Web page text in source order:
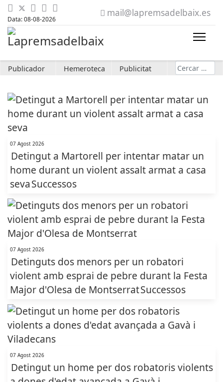
Data: 08-08-2026
mail@lapremsadelbaix.es
Publicador Hemeroteca Publicitat Cerca
07 Agost 2026
Detingut a Martorell per intentar matar un
home durant un violent assalt armat a casa
sevaSuccessos
07 Agost 2026
Detinguts dos menors per un robatori
violent amb esprai de pebre durant la Festa
Major d'Olesa de MontserratSuccessos
07 Agost 2026
Detingut un home per dos robatoris violents